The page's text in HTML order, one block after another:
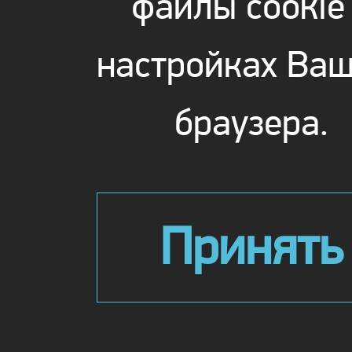
настройках
браузера.
Принять